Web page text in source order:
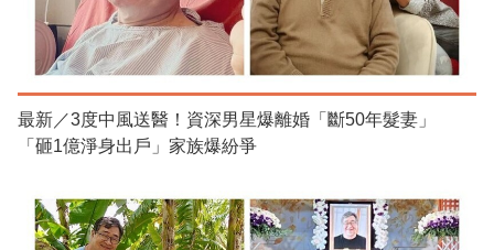
最新／3度中風送醫！資深男星爆離婚「斷50年髮妻」
「砸1億淨身出戶」家族爆紛爭